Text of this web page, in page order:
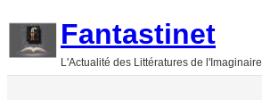
Fantastinet
L'Actualité des Littératures de l'Imaginaire